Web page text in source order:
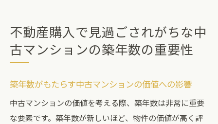
築年数が中古マンションの資産価値に及ぼ
す影響
度の関係
築年数に基づく中古マンション選びの重要
なポイント
不動産購入で見過ごされがちな中
古マンションの築年数の重要性
築年数がもたらす中古マンションの価値への影響
中古マンションの価値を考える際、築年数は非常に重要
な要素です。築年数が新しいほど、物件の価値が高く評